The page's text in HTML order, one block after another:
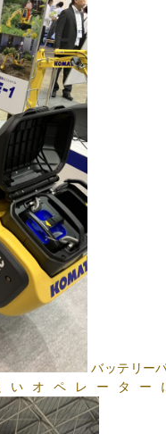
バッテリー
いオペレーター